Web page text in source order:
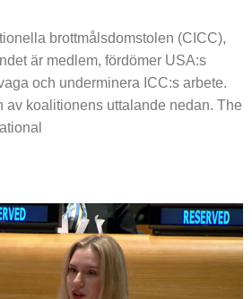
brottmålsdomstolen (CICC),
är medlem, fördömer USA:s
och underminera ICC:s arbete.
av koalitionens uttalande nedan. The